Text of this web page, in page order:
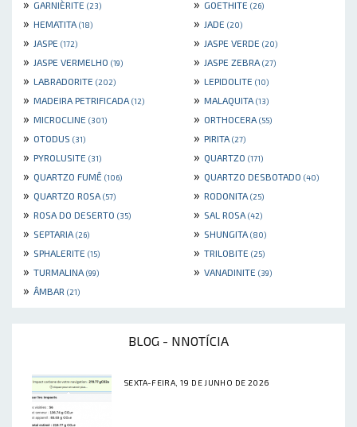
» GARNIÈRITE (23) » GOETHITE (26)
» HEMATITA (18) » JADE (20)
» JASPE (172) » JASPE VERDE (20)
» JASPE VERMELHO (19) » JASPE ZEBRA (27)
» LABRADORITE (202) » LEPIDOLITE (10)
» MADEIRA PETRIFICADA (12) » MALAQUITA (13)
» MICROCLINE (301) » ORTHOCERA (55)
» OTODUS (31) » PIRITA (27)
» PYROLUSITE (31) » QUARTZO (171)
» QUARTZO FUMÊ (106) » QUARTZO DESBOTADO (40)
» QUARTZO ROSA (57) » RODONITA (25)
» ROSA DO DESERTO (35) » SAL ROSA (42)
» SEPTARIA (26) » SHUNGITA (80)
» SPHALERITE (15) » TRILOBITE (25)
» TURMALINA (99) » VANADINITE (39)
» ÂMBAR (21)
BLOG - NNOTÍCIA
SEXTA-FEIRA, 19 DE JUNHO DE 2026